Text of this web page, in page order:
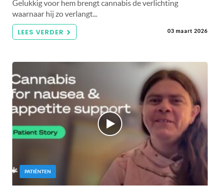
Gelukkig voor hem brengt cannabis de verlichting
waarnaar hij zo verlangt...
LEES VERDER 03 maart 2026
PATIËNTEN